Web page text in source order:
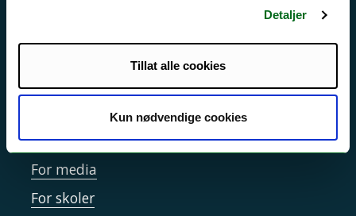
Detaljer
Tillat alle cookies
Kun nødvendige cookies
Sikkerhet, beredskap og personvern
Informasjonskapsler
Tilgjengelighetserklæring
Kontakt UiT
For media
For skoler